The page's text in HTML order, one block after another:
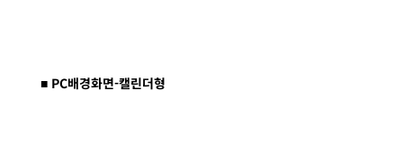
■ PC배경화면-캘린더형